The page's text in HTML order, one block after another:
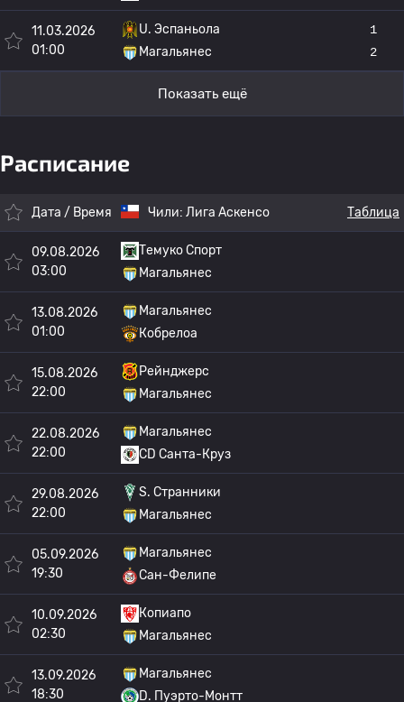
11.03.2026
01:00
U. Эспаньола
Магальянес
1
2
Показать ещё
Расписание
Дата / Время Чили: Лига Аскенсо Таблица
09.08.2026
03:00
Темуко Спорт
Магальянес
13.08.2026
01:00
Магальянес
Кобрелоа
15.08.2026
22:00
Рейнджерс
Магальянес
22.08.2026
22:00
Магальянес
CD Санта-Круз
29.08.2026
22:00
S. Странники
Магальянес
05.09.2026
19:30
Магальянес
Сан-Фелипе
10.09.2026
02:30
Копиапо
Магальянес
13.09.2026
18:30
Магальянес
D. Пуэрто-Монтт